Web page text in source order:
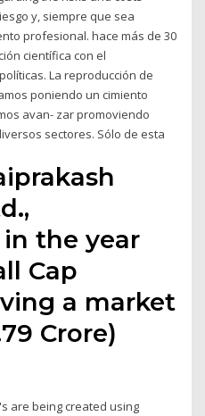
y, siempre que sea
profesional. hace más de 30
científica con el
La reproducción de
poniendo un cimiento
avan- zar promoviendo
sectores. Sólo de esta
the year
Cap
a market
Crore)
are being created using